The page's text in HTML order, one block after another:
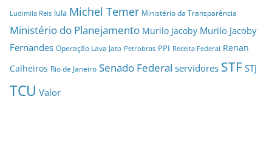
Ludimila Reis lula Michel Temer Ministério da Transparência
Ministério do Planejamento Murilo Jacoby Murilo Jacoby
Fernandes Operação Lava Jato Petrobras PPI Receita Federal Renan
Calheiros Rio de Janeiro Senado Federal servidores STF STJ
TCU Valor